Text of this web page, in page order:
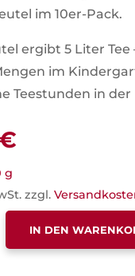
im 10er-Pack.
ergibt 5 Liter
im
Teestunden in der
g
zzgl.
IN DEN